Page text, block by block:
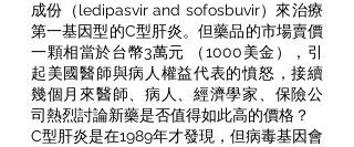
成份（ledipasvir and sofosbuvir）來治療
第一基因型的C型肝炎。但藥品的市場賣價
一顆相當於台幣3萬元 （1000美金），引
起美國醫師與病人權益代表的憤怒，接續
幾個月來醫師、病人、經濟學家、保險公
司熱烈討論新藥是否值得如此高的價格？
C型肝炎是在1989年才發現，但病毒基因會